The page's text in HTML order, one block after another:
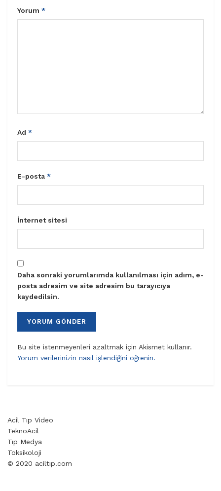
Yorum *
Ad *
E-posta *
İnternet sitesi
Daha sonraki yorumlarımda kullanılması için adım, e-
posta adresim ve site adresim bu tarayıcıya
kaydedilsin.
Bu site istenmeyenleri azaltmak için Akismet kullanır.
Yorum verilerinizin nasıl işlendiğini öğrenin.
Acil Tıp Video
TeknoAcil
Tıp Medya
Toksikoloji
© 2020 aciltıp.com